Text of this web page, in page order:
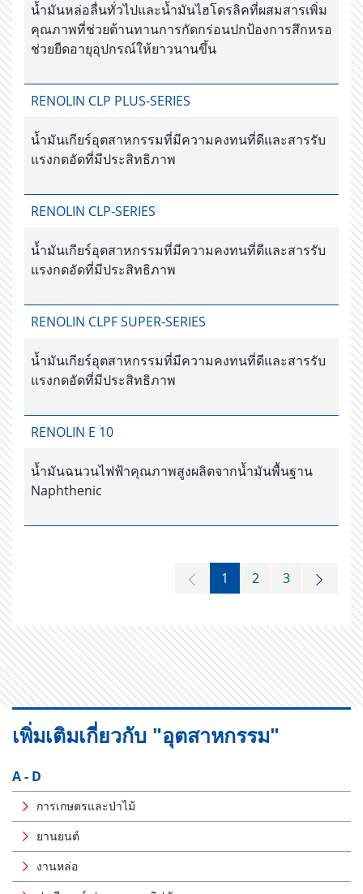
น้ำมันหล่อลื่นทั่วไปและน้ำมันไฮโดรลิคที่ผสมสารเพิ่ม
คุณภาพที่ช่วยต้านทานการกัดกร่อนปกป้องการสึกหรอ
ช่วยยืดอายุอุปกรณ์ให้ยาวนานขึ้น
RENOLIN CLP PLUS-SERIES
น้ำมันเกียร์อุตสาหกรรมที่มีความคงทนที่ดีและสารรับ
แรงกดอัดที่มีประสิทธิภาพ
RENOLIN CLP-SERIES
น้ำมันเกียร์อุตสาหกรรมที่มีความคงทนที่ดีและสารรับ
แรงกดอัดที่มีประสิทธิภาพ
RENOLIN CLPF SUPER-SERIES
น้ำมันเกียร์อุตสาหกรรมที่มีความคงทนที่ดีและสารรับ
แรงกดอัดที่มีประสิทธิภาพ
RENOLIN E 10
น้ำมันฉนวนไฟฟ้าคุณภาพสูงผลิตจากน้ำมันพื้นฐาน
Naphthenic
1 2 3
เพิ่มเติมเกี่ยวกับ "อุตสาหกรรม"
A - D
การเกษตรและป่าไม้
ยานยนต์
งานหล่อ